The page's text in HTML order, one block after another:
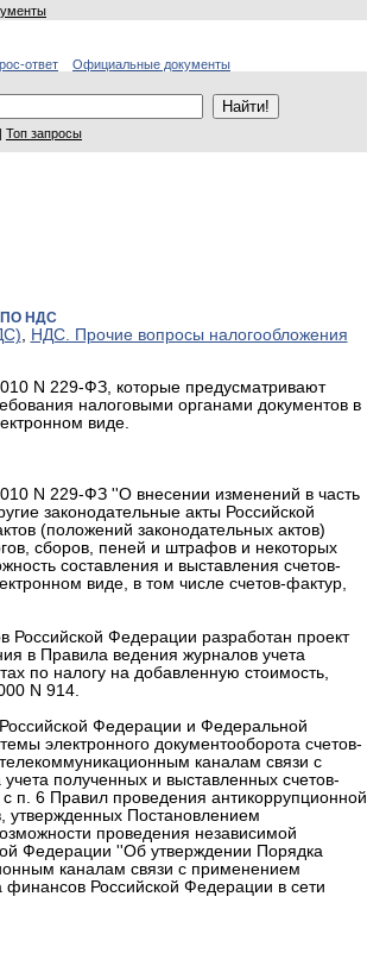
ответ
Официальные документы
| Топ запросы
НДС
, НДС. Прочие вопросы налогообложения
N 229-ФЗ, которые предусматривают
налоговыми органами документов в
виде.
N 229-ФЗ ''О внесении изменений в часть
законодательные акты Российской
(положений законодательных актов)
сборов, пеней и штрафов и некоторых
составления и выставления счетов-
виде, в том числе счетов-фактур,
Федерации разработан проект
в Правила ведения журналов учета
по налогу на добавленную стоимость,
N 914.
Федерации и Федеральной
электронного документооборота счетов-
каналам связи с
полученных и выставленных счетов-
п. 6 Правил проведения антикоррупционной
утвержденных Постановлением
проведения независимой
Федерации ''Об утверждении Порядка
каналам связи с применением
Российской Федерации в сети